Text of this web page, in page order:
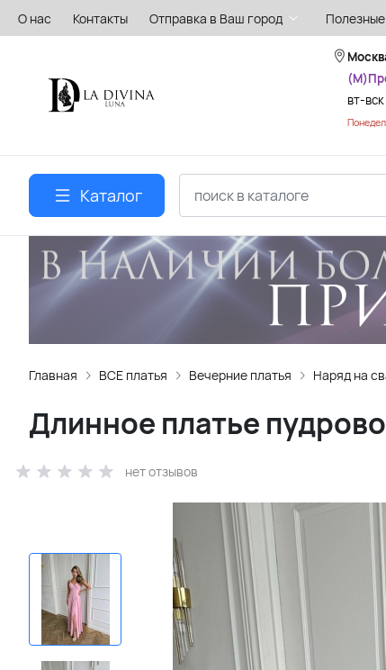
О нас Контакты Отправка в Ваш город Полезные
вт-
Каталог
Главная ВСЕ платья Вечерние платья Наряд на
Длинное платье
нет отзывов